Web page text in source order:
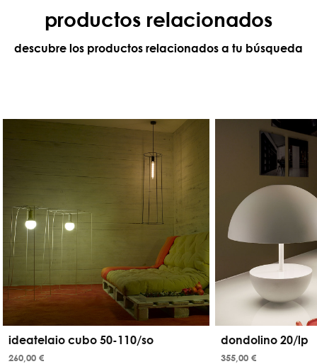
productos relacionados
descubre los productos relacionados a tu búsqueda
ideatelaio cubo 50-110/so
260,00 €
dondolino 20/lp
355,00 €